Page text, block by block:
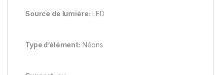
Source de lumière: LED
Type d’élément: Néons